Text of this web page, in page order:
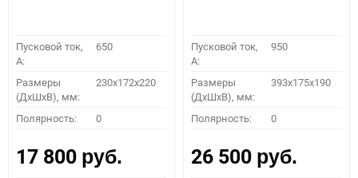
ПОДОБРАТЬ
Как определить полярность?
Пусковой ток,
A:
650
Размеры
(ДхШхВ), мм:
230x172x220
Полярность: 0
17 800 руб.
Пусковой ток,
A:
950
Размеры
(ДхШхВ), мм:
393x175x190
Полярность: 0
26 500 руб.